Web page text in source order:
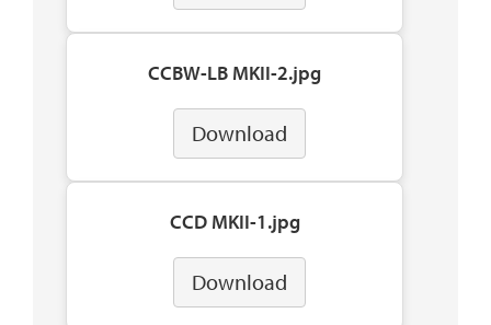
CCBW-LB MKII-2.jpg
Download
CCD MKII-1.jpg
Download